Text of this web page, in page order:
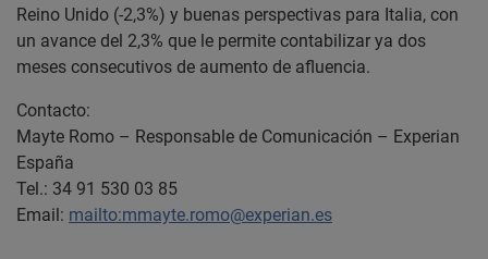
Reino Unido (-2,3%) y buenas perspectivas para Italia, con
un avance del 2,3% que le permite contabilizar ya dos
meses consecutivos de aumento de afluencia.
Contacto:
Mayte Romo – Responsable de Comunicación – Experian
España
Tel.: 34 91 530 03 85
Email: mailto:mmayte.romo@experian.es